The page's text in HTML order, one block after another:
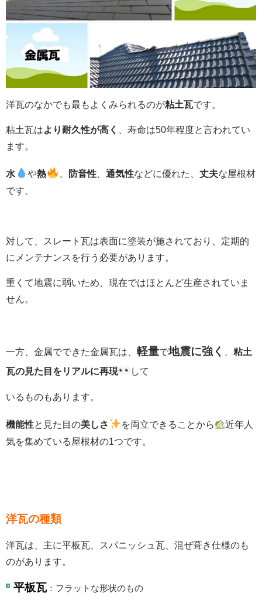
洋瓦のなかでも最もよくみられるのが粘土瓦です。
粘土瓦はより耐久性が高く
寿命は50年程度と言われてい
ます。
水 や熱 防音性、 通気性などに優れた、 丈夫な屋根材
です。
対して、スレート瓦は表面に塗装が施されており、定期的
にメンテナンスを行う必要があります。
重くて地震に弱いため、現在ではほとんど生産されていま
せん。
一方、金属でできた金属瓦は、 軽量で地震に強く
粘土
瓦の見た目をリアルに再現
して
いるものもあります。
機能性と見た目の美しさ を両立できることから
近年人
気を集めている屋根材の1つです。
洋瓦の種類
洋瓦は、主に平板瓦、スパニッシュ瓦、混ぜ葺き仕様のも
のがあります。
平板瓦：フラットな形状のもの